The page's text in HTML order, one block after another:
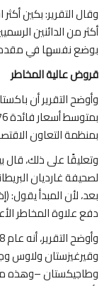
وقال التقرير: بكين
أكثر من الدائنين
بوضع نفسها في
قروض عالية المخاطر
وأوضح التقرير أن
بمنظمة التعاون الاقتصادي
وتعليقًا على ذلك، قال
لصحيفة غارديان
بعد، لأن المبدأ
دفع علاوة المخاطر
وقيرغيزستان ولاوس
وطاجيكستان –وهذه